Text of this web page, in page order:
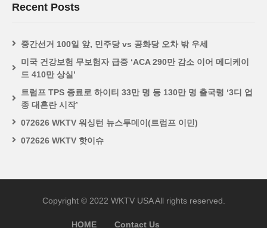
Recent Posts
중간선거 100일 앞, 민주당 vs 공화당 오차 밖 우세
미국 건강보험 무보험자 급증 ‘ACA 290만 감소 이어 메디케이
드 410만 상실’
트럼프 TPS 종료로 하이티 33만 명 등 130만 명 출국령 ‘3디 업
종 대혼란 시작’
072626 WKTV 워싱턴 뉴스투데이(트럼프 이민)
072626 WKTV 핫이슈
Copyright © 2022 WKTV USA All rights reserved.
HOME Contact Us